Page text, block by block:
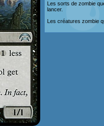
Les sorts de zombie
lancer.
Les créatures zombie